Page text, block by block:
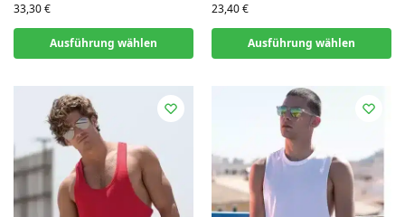
33,30€
Ausführung wählen
23,40€
Ausführung wählen